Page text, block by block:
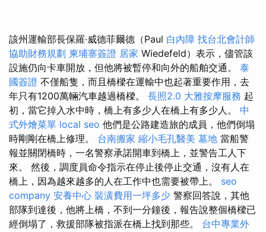
該州運輸部長保羅·威德菲爾德（Paul 白內障 找台北會計師
協助財務規劃 柬埔寨簽證 居家 Wiedefeld）表示，儘管該
設施仍向卡車開放，但他將被暫停和向外的船舶交通。 泰
國簽證 不僅船隻，而且橋樑在運輸中也起著重要作用，去
年只有1200萬輛汽車越過橋樑。 長照2.0 大雅按摩服務 起
初，當它掉入水中時，橋上有多少人在橋上有多少人。 中
式外燴菜單 local seo 他們是公路建造旅的成員，他們倒塌
時剛剛在橋上修理。 台南搬家 縮小毛孔醫美 墓地 當船警
報並關閉橋時，一名警察承諾開車到橋上，並警告工人下
來。 然後，調度員命令指示在停止後停止交通，沒有人在
橋上，因為越來越多的人在工作中也需要被帶上。 seo
company 安養中心 裝潢費用一坪多少 警察回答說，其他
部隊到達後，他將上橋，不到一分鐘後，報告說整個橋樑已
經倒塌了，救援部隊被指派在橋上找到那些。 台中專業外